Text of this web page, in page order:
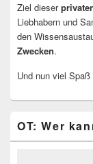
Ziel dieser
Liebhabern und
den
Zwecken.
Und nun viel
OT: Wer